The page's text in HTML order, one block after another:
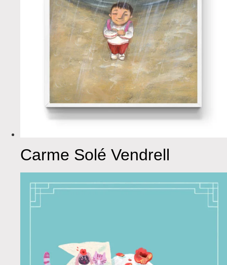
Carme Solé Vendrell